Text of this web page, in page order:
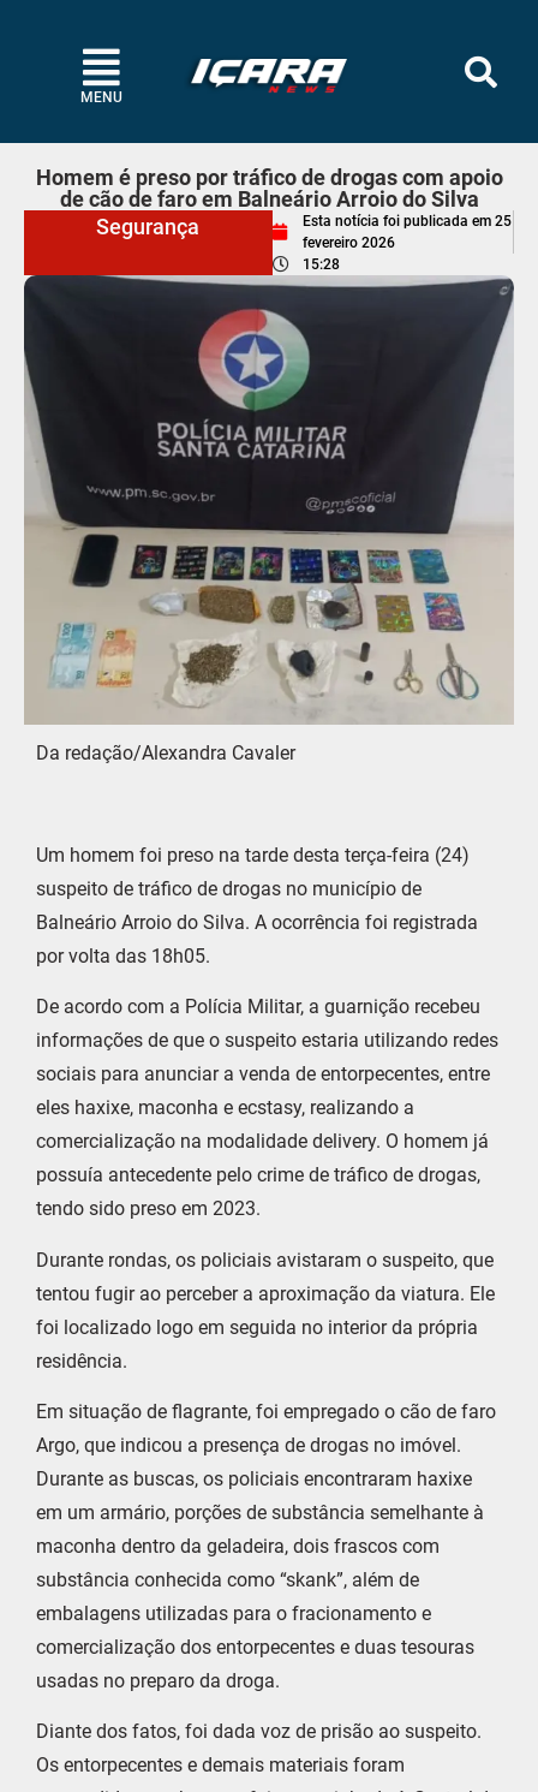
MENU
Homem é preso por tráfico de drogas com apoio
de cão de faro em Balneário Arroio do Silva
Segurança
Esta notícia foi publicada em 25
fevereiro 2026
15:28
Da redação/Alexandra Cavaler
Um homem foi preso na tarde desta terça-feira (24)
suspeito de tráfico de drogas no município de
Balneário Arroio do Silva. A ocorrência foi registrada
por volta das 18h05.
De acordo com a Polícia Militar, a guarnição recebeu
informações de que o suspeito estaria utilizando redes
sociais para anunciar a venda de entorpecentes, entre
eles haxixe, maconha e ecstasy, realizando a
comercialização na modalidade delivery. O homem já
possuía antecedente pelo crime de tráfico de drogas,
tendo sido preso em 2023.
Durante rondas, os policiais avistaram o suspeito, que
tentou fugir ao perceber a aproximação da viatura. Ele
foi localizado logo em seguida no interior da própria
residência.
Em situação de flagrante, foi empregado o cão de faro
Argo, que indicou a presença de drogas no imóvel.
Durante as buscas, os policiais encontraram haxixe
em um armário, porções de substância semelhante à
maconha dentro da geladeira, dois frascos com
substância conhecida como “skank”, além de
embalagens utilizadas para o fracionamento e
comercialização dos entorpecentes e duas tesouras
usadas no preparo da droga.
Diante dos fatos, foi dada voz de prisão ao suspeito.
Os entorpecentes e demais materiais foram